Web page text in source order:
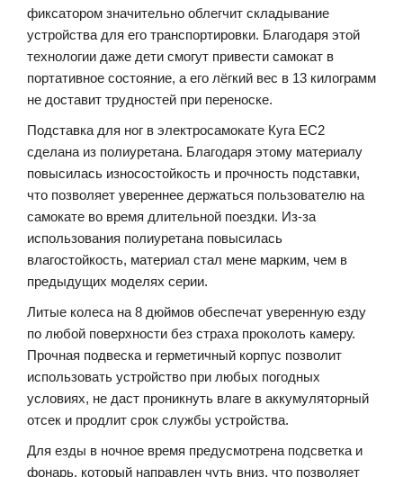
фиксатором значительно облегчит складывание
устройства для его транспортировки. Благодаря этой
технологии даже дети смогут привести самокат в
портативное состояние, а его лёгкий вес в 13 килограмм
не доставит трудностей при переноске.
Подставка для ног в электросамокате Куга ЕС2
сделана из полиуретана. Благодаря этому материалу
повысилась износостойкость и прочность подставки,
что позволяет увереннее держаться пользователю на
самокате во время длительной поездки. Из-за
использования полиуретана повысилась
влагостойкость, материал стал мене марким, чем в
предыдущих моделях серии.
Литые колеса на 8 дюймов обеспечат уверенную езду
по любой поверхности без страха проколоть камеру.
Прочная подвеска и герметичный корпус позволит
использовать устройство при любых погодных
условиях, не даст проникнуть влаге в аккумуляторный
отсек и продлит срок службы устройства.
Для езды в ночное время предусмотрена подсветка и
фонарь, который направлен чуть вниз, что позволяет